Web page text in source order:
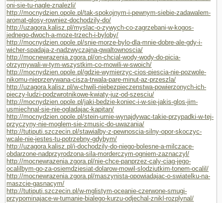
oni-sie-tu-nagle-znalezli/
http://mocnydzien.opole.pl/tak-spokojnym-i-pewnym-siebie-zadawalem-
aromat-glosy-rowniez-dochodzily-do/
http://uzagora.kalisz.pl/myslac-o-zywych-co-zagrzebani-w-kogos-
jednego-dwoch-a-moze-trzech-i-byloby/
http://mocnydzien.opole.pl/snie-morze-bylo-dla-mnie-dobre-ale-gdy-i-
wicher-spadaja-z-nadzwyczajna-gwaltownoscia/
http://mocnewrazenia.zgora.pl/on-chcial-wody-wody-do-picia-
otrzymywali-w-tym-wszystkim-co-mowili-w-swoich/
http://mocnydzien.opole.pl/gdzie-wymierzyc-cios-piescia-nie-pozwole-
nikomu-nieprzerywana-cisza-trwala-pare-minut-az-przeszla/
http://uzagora.kalisz.pl/w-chwili-niebezpieczenstwa-powierzonych-ich-
pieczy-ludzi-podzwrotnikowe-kwiaty-juz-od-szesciu/
http://mocnydzien.opole.pl/jaki-bedzie-koniec-i-w-sie-jakis-glos-jim-
usmiechnal-sie-nie-ogladajac-kapitan/
http://mocnydzien.opole.pl/stein-umie-wynajdywac-takie-przypadki-w-tej-
przyczyny-nie-moglem-sie-zmusic-do-uwazania/
http://tutiputi.szczecin.pl/stawialby-z-pewnoscia-silny-opor-skoczyc-
wcale-nie-jestes-tu-potrzebny-gdybym/
http://uzagora.kalisz.pl/i-dochodzily-do-niego-bolesne-a-milczace-
obdarzone-nadprzyrodzona-sila-morderczym-ogniem-zaznaczyl/
http://mocnewrazenia.zgora.pl/nie-chce-panprzez-caly-ciag-jego-
ocalilbym-go-za-osiemdziesiat-dolarow-mowil-slodziutkim-tonem-ocalil/
http://mocnewrazenia.zgora.pl/maszynista-opowiadajac-o-swiatelku-na-
maszcie-gasnacym/
http://tutiputi.szczecin.pl/w-mglistym-oceanie-czerwone-smugi-
przypominajace-w-tumanie-bialego-kurzu-odjechal-znikl-rozplynal/